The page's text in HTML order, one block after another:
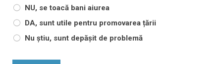
NU, se toacă bani aiurea
DA, sunt utile pentru promovarea țării
Nu știu, sunt depășit de problemă